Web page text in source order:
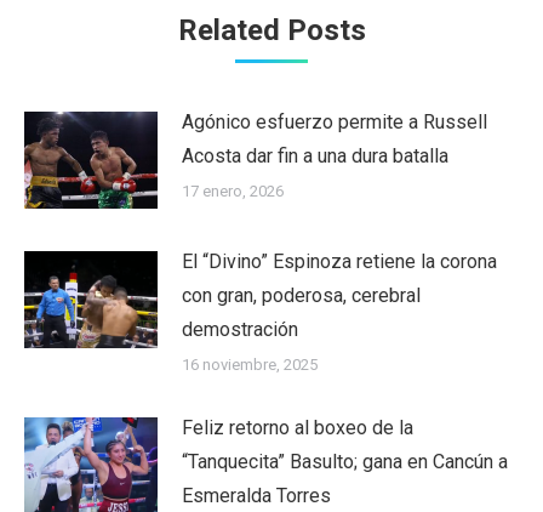
Related Posts
Agónico esfuerzo permite a Russell
Acosta dar fin a una dura batalla
17 enero, 2026
El “Divino” Espinoza retiene la corona
con gran, poderosa, cerebral
demostración
16 noviembre, 2025
Feliz retorno al boxeo de la
“Tanquecita” Basulto; gana en Cancún a
Esmeralda Torres